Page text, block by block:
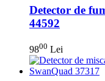
Detector de
44592
9800 Lei